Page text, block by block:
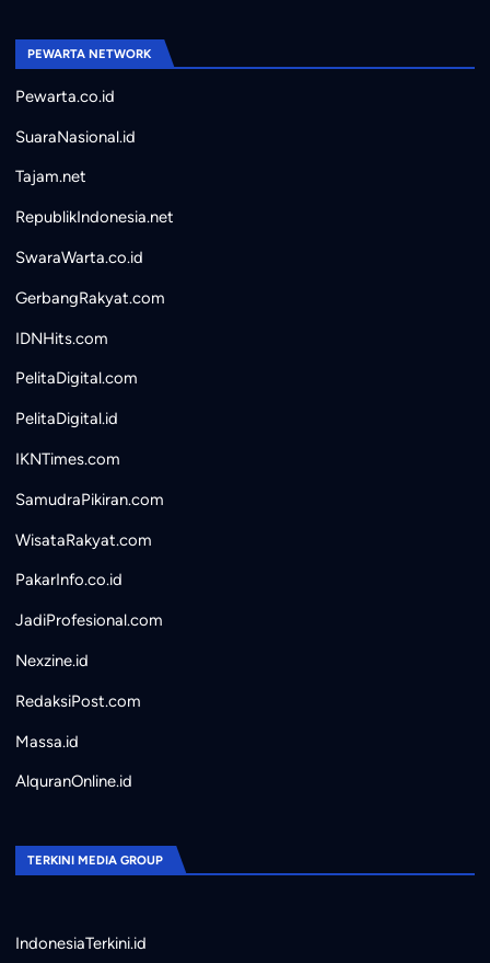
PEWARTA NETWORK
Pewarta.co.id
SuaraNasional.id
Tajam.net
RepublikIndonesia.net
SwaraWarta.co.id
GerbangRakyat.com
IDNHits.com
PelitaDigital.com
PelitaDigital.id
IKNTimes.com
SamudraPikiran.com
WisataRakyat.com
PakarInfo.co.id
JadiProfesional.com
Nexzine.id
RedaksiPost.com
Massa.id
AlquranOnline.id
TERKINI MEDIA GROUP
IndonesiaTerkini.id